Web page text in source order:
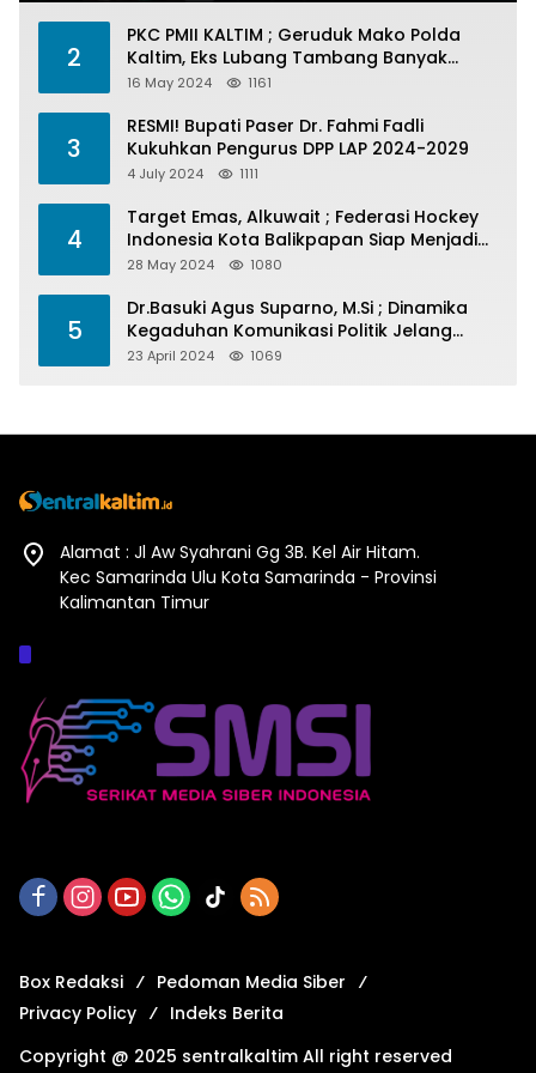
2
PKC PMII KALTIM ; Geruduk Mako Polda
Kaltim, Eks Lubang Tambang Banyak
Menelan Korban
16 May 2024 1161
3
RESMI! Bupati Paser Dr. Fahmi Fadli
Kukuhkan Pengurus DPP LAP 2024-2029
4 July 2024 1111
4
Target Emas, Alkuwait ; Federasi Hockey
Indonesia Kota Balikpapan Siap Menjadi
Barometer Prestasi Di Kaltim
28 May 2024 1080
5
Dr.Basuki Agus Suparno, M.Si ; Dinamika
Kegaduhan Komunikasi Politik Jelang
Pesta Politik 2024
23 April 2024 1069
Alamat : Jl Aw Syahrani Gg 3B. Kel Air Hitam.
Kec Samarinda Ulu Kota Samarinda - Provinsi
Kalimantan Timur
Box Redaksi
Pedoman Media Siber
Privacy Policy
Indeks Berita
Copyright @ 2025 sentralkaltim All right reserved